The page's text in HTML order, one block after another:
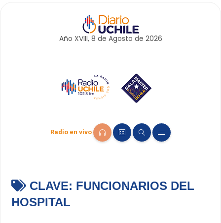
Año XVIII, 8 de Agosto de 2026
Radio en vivo
CLAVE: FUNCIONARIOS DEL
HOSPITAL